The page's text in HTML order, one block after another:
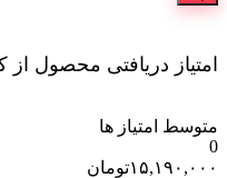
دریافتی محصول از کاربران
ها
تومان